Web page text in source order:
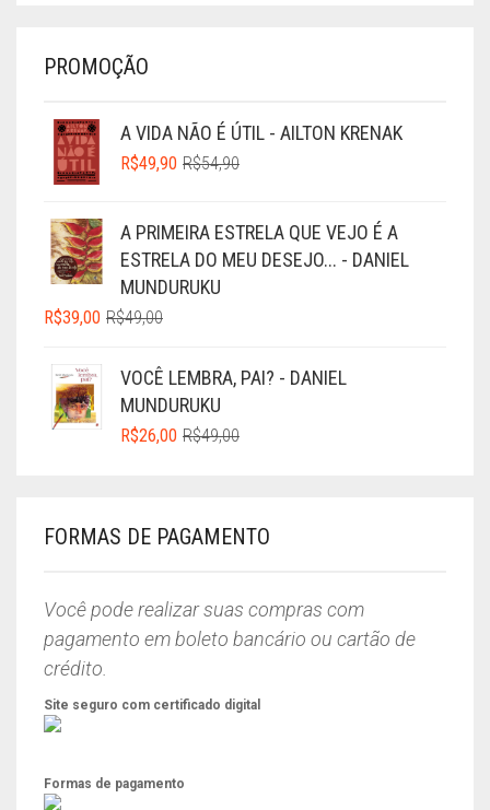
PROMOÇÃO
A VIDA NÃO É ÚTIL - AILTON KRENAK
R$54,90O
ERA:
R$54,90.
R$49,90
O
É:
R$49,90.
A PRIMEIRA ESTRELA QUE VEJO É A
ESTRELA DO MEU DESEJO... - DANIEL
MUNDURUKU
R$49,00O
ERA:
R$49,00.
R$39,00
O
É:
R$39,00.
VOCÊ LEMBRA, PAI? - DANIEL
MUNDURUKU
R$49,00O
R$49,00.
R$26,00
O
R$26,00.
FORMAS DE PAGAMENTO
Você pode realizar suas compras com
pagamento em boleto bancário ou cartão de
crédito.
Site seguro com certificado digital
Formas de pagamento